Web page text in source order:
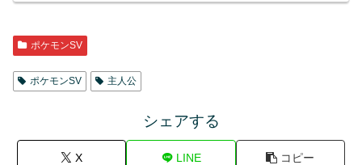
ポケモンSV
ポケモンSV 主人公
シェアする
X LINE コピー